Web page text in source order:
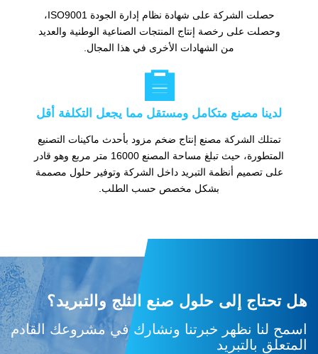
حصلت الشركة على شهادة نظام إدارة الجودة ISO9001،
وحصلت على رخصة إنتاج المنتجات الصناعية الوطنية والعديد
من الشهادات الأخرى في هذا المجال.

لدينا مصنع متكامل ومستقل مما يجعل التكلفة أقل
تمتلك الشركة مصنع إنتاج ضخم مزود بأحدث ماكينات التصنيع
المتطورة، حيث تبلغ مساحة المصنع 16000 متر مربع وهو قادر
على تصميم أنظمة التبريد داخل الشركة وتوفير حلول مصممة
بشكل مخصص حسب الطلب.
هل تحتاج إلى حلول صنع الثلج والتبريد؟
اسمح لنا نظهر خبرتنا ونشارك في مشروعك القادم
المتعلق بالتبريد